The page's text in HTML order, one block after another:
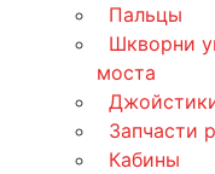
Пальцы
Шкворни
моста
Запчасти
Кабины